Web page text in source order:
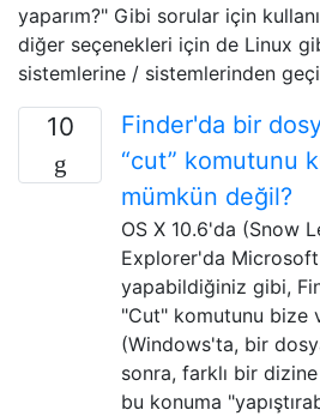
yaparım?" Gibi sorular için
diğer seçenekleri için de Linux
sistemlerine / sistemlerinden
10
Finder'da bir
“cut” komutunu
mümkün değil?
OS X 10.6'da (Snow
Explorer'da
yapabildiğiniz gibi,
"Cut" komutunu bize
(Windows'ta, bir
sonra, farklı bir
bu konuma